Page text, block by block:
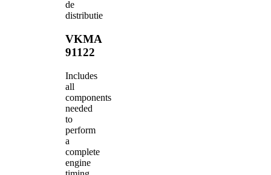
de
distributie
VKMA
91122
Includes
all
components
needed
to
perform
a
complete
engine